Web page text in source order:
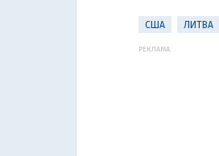
США ЛИТВА
РЕКЛАМА: